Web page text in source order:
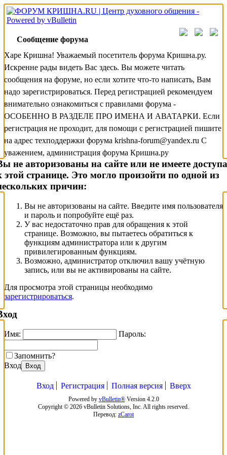
Сообщение форума
Харе Кришна! Уважаемый посетитель форума Кришна.ру.
Искренне рады видеть Вас здесь. Вы можете читать
сообщения на форуме, но если хотите что-то написать, Вам
надо зарегистрироваться. Перед регистрацией рекомендуем
внимательно ознакомиться с правилами форума -
ОСОБЕННО В РАЗДЕЛЕ ПРО ИМЕНА И АВАТАРКИ. Если
регистрация не проходит, для помощи с регистрацией пишите
на адрес техподдержки форума krishna-forum@yandex.ru С
уважением, администрация форума Кришна.ру
не авторизованы на сайте или не имеете доступа
этой странице. Это могло произойти по одной из
причин:
Вы не авторизованы на сайте. Введите имя пользователя
и пароль и попробуйте ещё раз.
У вас недостаточно прав для обращения к этой
странице. Возможно, вы пытаетесь обратиться к
функциям администратора или к другим
привилегированным функциям.
Возможно, администратор отключил вашу учётную
запись, или вы не активированы на сайте.
Для просмотра этой страницы необходимо
зарегистрироваться.
Имя: Пароль:
Запомнить?
Вход
Вход
Вход Регистрация Полная версия Вверх
Powered by vBulletin®Version 4.2.0
Copyright © 2026 vBulletin Solutions, Inc. All rights reserved.
Перевод: zCarot